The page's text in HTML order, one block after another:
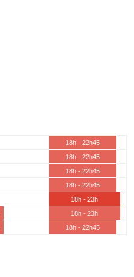
18h - 22h45
18h - 22h45
18h - 22h45
18h - 22h45
18h - 23h
18h - 23h
18h - 22h45